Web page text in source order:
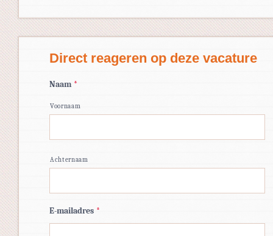
Direct reageren op deze vacature
Naam *
Voornaam
Achternaam
E-mailadres *